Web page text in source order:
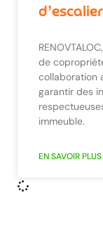
de
collaboration
garantir des
immeuble.
EN SAVOIR PLUS